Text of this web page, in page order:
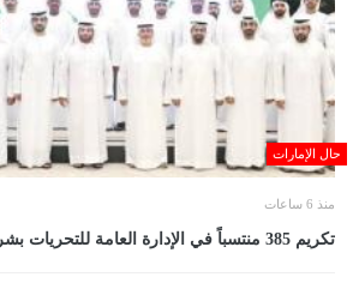
حال الإمارات
منذ 6 ساعات
تكريم 385 منتسباً في الإدارة العامة للتحريات بشرطة دبي